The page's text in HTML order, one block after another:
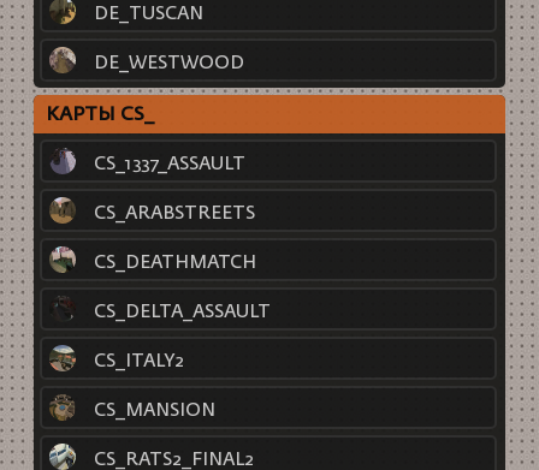
DE_TUSCAN
DE_WESTWOOD
КАРТЫ CS_
CS_1337_ASSAULT
CS_ARABSTREETS
CS_DEATHMATCH
CS_DELTA_ASSAULT
CS_ITALY2
CS_MANSION
CS_RATS2_FINAL2